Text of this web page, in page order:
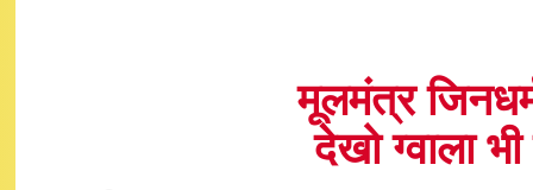
मूलमंत्र
देखो ग्वाला